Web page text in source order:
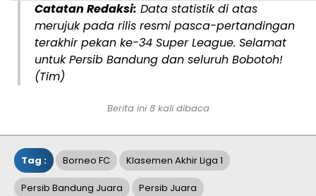
Catatan Redaksi: Data statistik di atas
merujuk pada rilis resmi pasca-pertandingan
terakhir pekan ke-34 Super League. Selamat
untuk Persib Bandung dan seluruh Bobotoh!
(Tim)
Berita ini 8 kali dibaca
Tag : Borneo FC Klasemen Akhir Liga 1
Persib Bandung Juara Persib Juara